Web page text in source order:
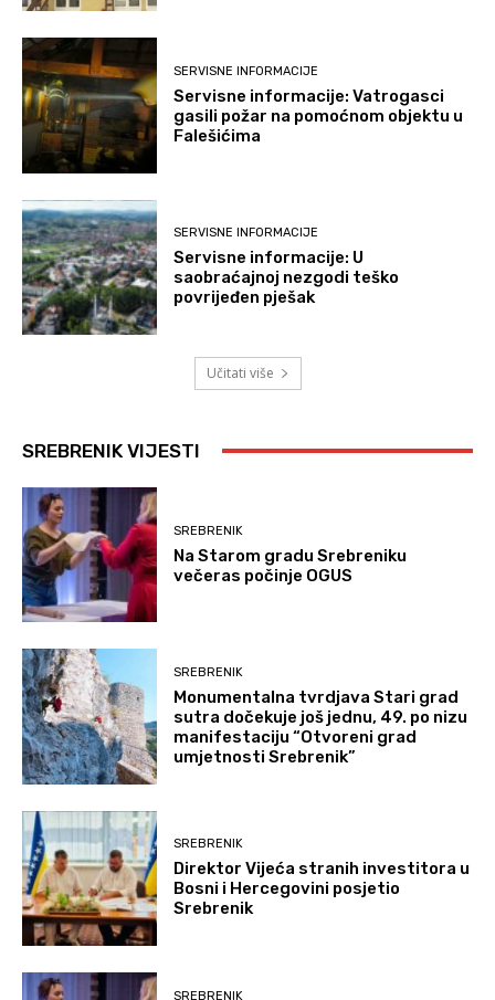
SERVISNE INFORMACIJE
Servisne informacije: Vatrogasci
gasili požar na pomoćnom objektu u
Falešićima
SERVISNE INFORMACIJE
Servisne informacije: U
saobraćajnoj nezgodi teško
povrijeđen pješak
Učitati više
SREBRENIK VIJESTI
SREBRENIK
Na Starom gradu Srebreniku
večeras počinje OGUS
SREBRENIK
Monumentalna tvrdjava Stari grad
sutra dočekuje još jednu, 49. po nizu
manifestaciju “Otvoreni grad
umjetnosti Srebrenik”
SREBRENIK
Direktor Vijeća stranih investitora u
Bosni i Hercegovini posjetio
Srebrenik
SREBRENIK